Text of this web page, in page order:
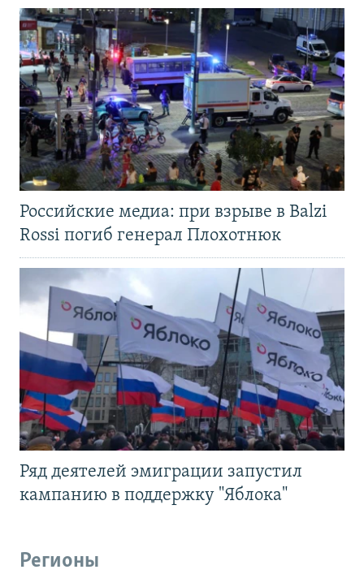
Российские медиа: при взрыве в Balzi
Rossi погиб генерал Плохотнюк
Ряд деятелей эмиграции запустил
кампанию в поддержку "Яблока"
Регионы